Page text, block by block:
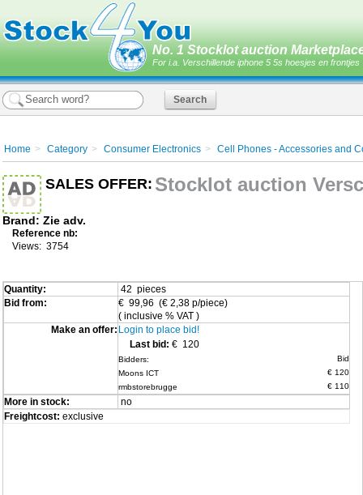
No. 1 Stocklot auction
For i.a. Verschillende iphone 5 5s hoesjes en frontjes
Home > Category > Consumer Electronics > Cell Phones - Accessories and
SALES OFFER: Stocklot auction
Brand: Zie adv.
Reference nb:
Views: 3754
Quantity:
42 pieces
Bid from:
€ 99,96 (€ 2,38 p/piece)
( inclusive % VAT )
Make an offer: Login to place bid!
Last bid: € 120
Bid
Bidders:
€ 120
Moons ICT
€ 110
rmbstorebrugge
More in stock:
no
Freightcost: exclusive